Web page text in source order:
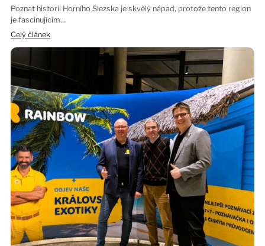
Poznat historii Horního Slezska je skvělý nápad, protože tento region
je fascinujícím…
Celý článek